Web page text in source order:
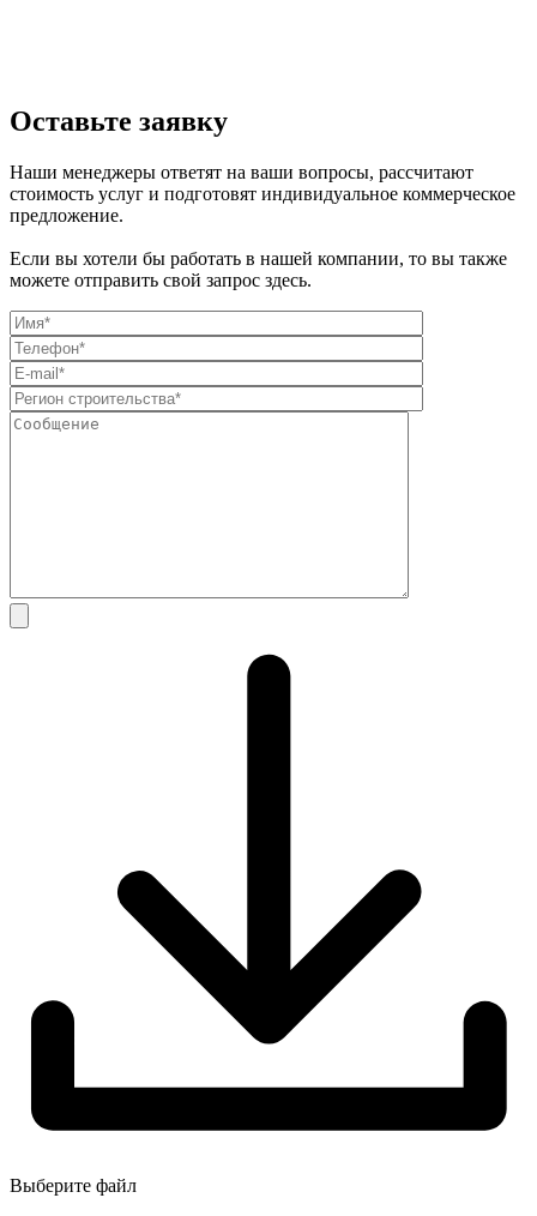
Оставьте заявку
Наши менеджеры ответят на ваши вопросы, рассчитают
стоимость услуг и подготовят индивидуальное коммерческое
предложение.
Если вы хотели бы работать в нашей компании, то вы также
можете отправить свой запрос здесь.
Выберите файл